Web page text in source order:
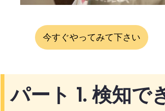
今すぐやってみて下さい
パート 1. 検知